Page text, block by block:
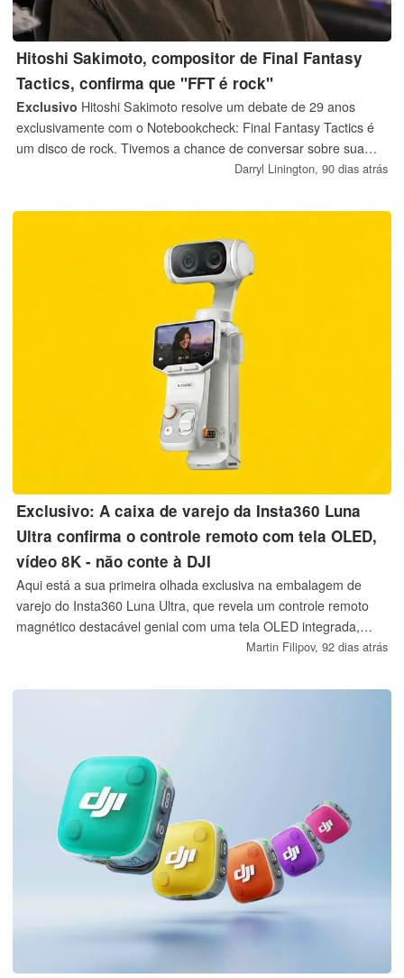
Hitoshi Sakimoto, compositor de Final Fantasy
Tactics, confirma que "FFT é rock"
Exclusivo Hitoshi Sakimoto resolve um debate de 29 anos
exclusivamente com o Notebookcheck: Final Fantasy Tactics é
um disco de rock. Tivemos a chance de conversar sobre sua
estreia no London Game Music Festival 2026, que também foi
Darryl Linington, 90 dias atrás
Exclusivo: A caixa de varejo da Insta360 Luna
Ultra confirma o controle remoto com tela OLED,
vídeo 8K - não conte à DJI
Aqui está a sua primeira olhada exclusiva na embalagem de
varejo do Insta360 Luna Ultra, que revela um controle remoto
magnético destacável genial com uma tela OLED integrada,
joystick e suporte a vídeo 8K. O design flexível é o principal
para o novo DJI Osmo Pocket 4 e Osmo Pocket 4P.
Martin Filipov, 92 dias atrás